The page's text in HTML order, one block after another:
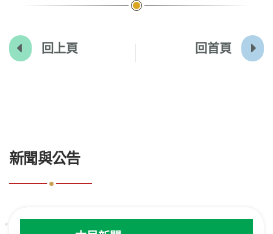
新聞與公告
回上頁 回首頁